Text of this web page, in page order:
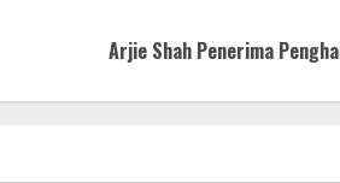
Arjie Shah Penerima